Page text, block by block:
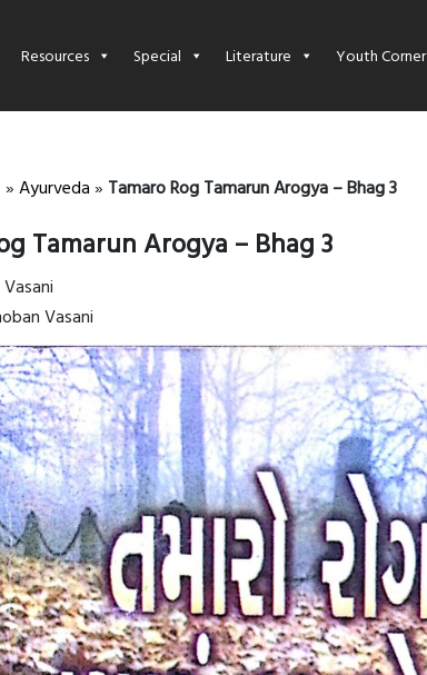
Resources Special Literature Youth Corner
» Ayurveda » Tamaro Rog Tamarun Arogya – Bhag 3
Tamarun Arogya – Bhag 3
Vasani